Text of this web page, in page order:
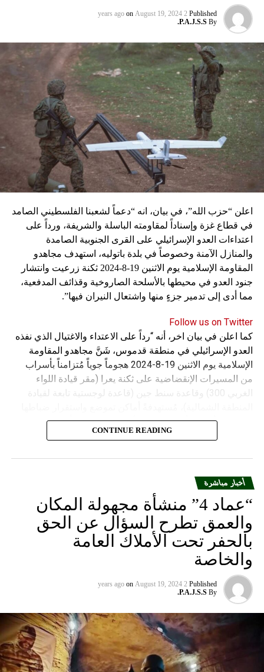
نسبه الحزب الى إسرائيل”.
Published
2 years ago
on August 19, 2024
By
P.A.J.S.S.
اعلن “حزب الله”، في بيان، انه “دعماً لشعبنا الفلسطيني الصامد
في قطاع غزة وإسناداً لمقاومته الباسلة ‌‏‌‏‌والشريفة، ورداً على
اعتداءات العدو الإسرائيلي على القرى الجنوبية الصامدة
والمنازل الآمنة وخصوصاً في بلدة باتوليه، استهدف مجاهدو
المقاومة الإسلامية يوم الاثنين 19-8-2024 ثكنة زرعيت وانتشار
جنود العدو في محيطها بالأسلحة الصاروخية وقذائف المدفعية،
مما أدى إلى تدمير جزءٍ منها واشتعال النيران فيها”.
Follow us on Twitter
كما اعلن في بيان اخر، أنه “رداً على الاعتداء والاغتيال الذي نفذه
العدو الإسرائيلي في منطقة قدموس، شَنَّ مجاهدو المقاومة
الإسلامية يوم الاثنين 19-8-2024 هجوماً جوياً مُتزامناً بأسراب
من المسيرات الإنقضاضية على ثكنة يعرا (مقر قيادة اللواء
الغربي 300) وقاعدة سنط جين (قاعدة لوجستية تابعة لقيادة
وجنودها وأصابت أهدافها بدقة وأوقعت فيهم عدداً من القتلى
CONTINUE READING
أخبار مباشرة
“عماد 4” منشأة مجهولة المكان
والعمق تطرح السؤال عن الحق
بالحفر تحت الأملاك العامة
والخاصة
Published
2 years ago
on August 19, 2024
By
P.A.J.S.S.